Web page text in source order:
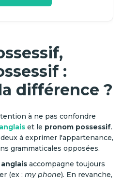
:
différence ?
à ne pas confondre
et le pronom possessif.
à exprimer l'appartenance,
grammaticales opposées.
accompagne toujours
(ex : my phone). En revanche,